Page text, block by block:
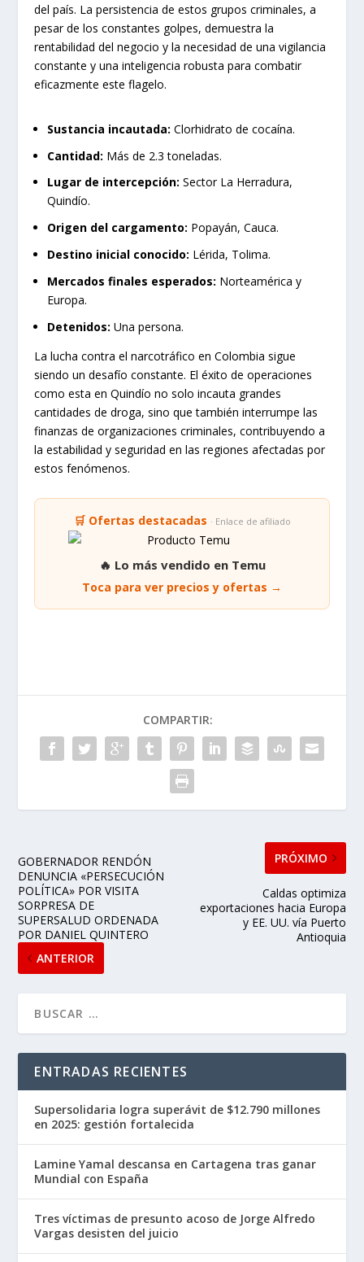
del país. La persistencia de estos grupos criminales, a
pesar de los constantes golpes, demuestra la
rentabilidad del negocio y la necesidad de una vigilancia
constante y una inteligencia robusta para combatir
eficazmente este flagelo.
Sustancia incautada: Clorhidrato de cocaína.
Cantidad: Más de 2.3 toneladas.
Lugar de intercepción: Sector La Herradura,
Quindío.
Origen del cargamento: Popayán, Cauca.
Destino inicial conocido: Lérida, Tolima.
Mercados finales esperados: Norteamérica y
Europa.
Detenidos: Una persona.
La lucha contra el narcotráfico en Colombia sigue
siendo un desafío constante. El éxito de operaciones
como esta en Quindío no solo incauta grandes
cantidades de droga, sino que también interrumpe las
finanzas de organizaciones criminales, contribuyendo a
la estabilidad y seguridad en las regiones afectadas por
estos fenómenos.
🛒 Ofertas destacadas · Enlace de afiliado
🔥 Lo más vendido en Temu
Toca para ver precios y ofertas →
COMPARTIR:
GOBERNADOR RENDÓN
DENUNCIA «PERSECUCIÓN
POLÍTICA» POR VISITA
SORPRESA DE
SUPERSALUD ORDENADA
POR DANIEL QUINTERO
ANTERIOR
PRÓXIMO
Caldas optimiza
exportaciones hacia Europa
y EE. UU. vía Puerto
Antioquia
ENTRADAS RECIENTES
Supersolidaria logra superávit de $12.790 millones
en 2025: gestión fortalecida
Lamine Yamal descansa en Cartagena tras ganar
Mundial con España
Tres víctimas de presunto acoso de Jorge Alfredo
Vargas desisten del juicio